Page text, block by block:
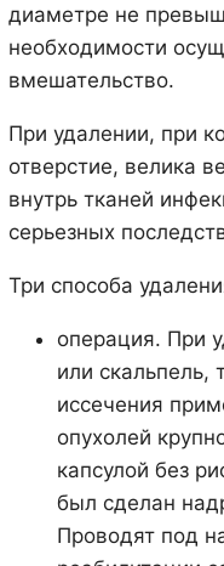
диаметре не
необходимости
вмешательство.
При удалении, при
отверстие, велика
внутрь тканей
серьезных
Три способа
операция. При
или скальпель,
иссечения
опухолей
капсулой без
был сделан
Проводят под